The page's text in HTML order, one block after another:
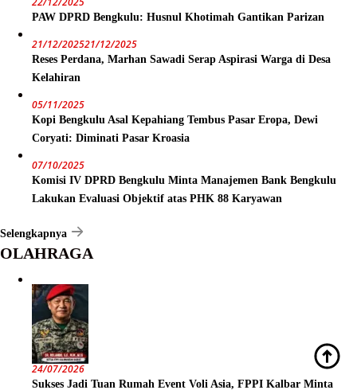
PAW DPRD Bengkulu: Husnul Khotimah Gantikan Parizan
21/12/202521/12/2025
Reses Perdana, Marhan Sawadi Serap Aspirasi Warga di Desa
Kelahiran
05/11/2025
Kopi Bengkulu Asal Kepahiang Tembus Pasar Eropa, Dewi
Coryati: Diminati Pasar Kroasia
07/10/2025
Komisi IV DPRD Bengkulu Minta Manajemen Bank Bengkulu
Lakukan Evaluasi Objektif atas PHK 88 Karyawan
Selengkapnya
OLAHRAGA
24/07/2026
Sukses Jadi Tuan Rumah Event Voli Asia, FPPI Kalbar Minta